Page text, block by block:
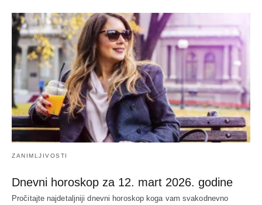
ZANIMLJIVOSTI
Dnevni horoskop za 12. mart 2026. godine
Pročitajte najdetaljniji dnevni horoskop koga vam svakodnevno